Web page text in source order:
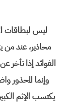
ليس لبطاقات
محاذير، عند من
الفوائد إذا
وإنما المحذور
يكتسب الإثم